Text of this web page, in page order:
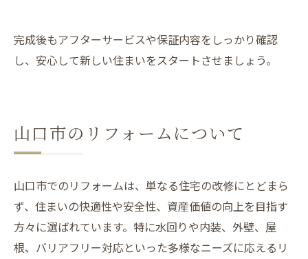
完成後もアフターサービスや保証内容をしっかり確認
し、安心して新しい住まいをスタートさせましょう。
山口市のリフォームについて
山口市でのリフォームは、単なる住宅の改修にとどまら
ず、住まいの快適性や安全性、資産価値の向上を目指す
方々に選ばれています。特に水回りや内装、外壁、屋
根、バリアフリー対応といった多様なニーズに応えるリ